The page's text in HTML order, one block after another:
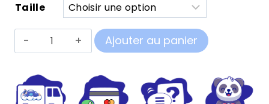
Taille
quantité
de
Pilou
Ajouter au panier